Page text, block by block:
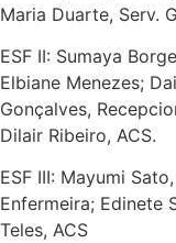
Maria Duarte, Serv.
ESF II: Sumaya
Elbiane Menezes;
Gonçalves,
Dilair Ribeiro, ACS.
ESF III: Mayumi
Enfermeira; Edinete
Teles, ACS